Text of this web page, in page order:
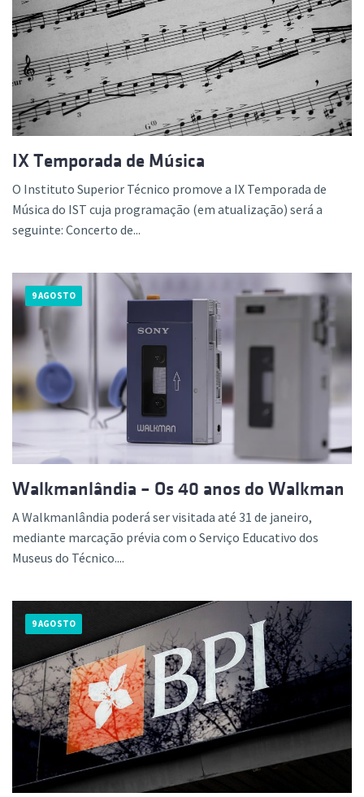
IX Temporada de Música
O Instituto Superior Técnico promove a IX Temporada de
Música do IST cuja programação (em atualização) será a
seguinte: Concerto de...
9 AGOSTO
Walkmanlândia – Os 40 anos do Walkman
A Walkmanlândia poderá ser visitada até 31 de janeiro,
mediante marcação prévia com o Serviço Educativo dos
Museus do Técnico....
9 AGOSTO